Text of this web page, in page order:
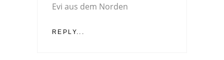
Evi aus dem Norden
REPLY...